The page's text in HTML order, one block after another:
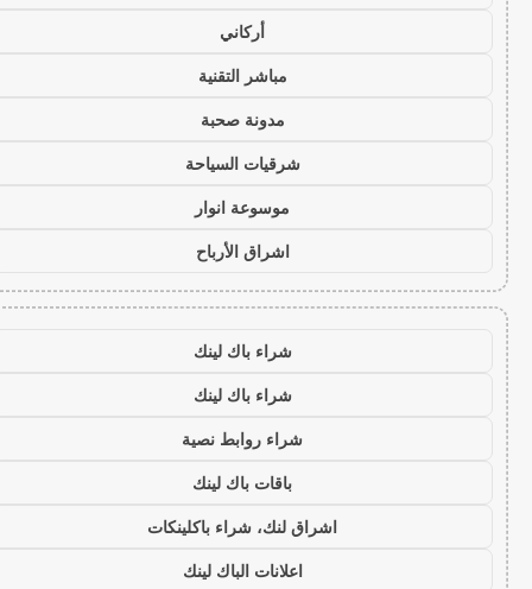
أركاني
مباشر التقنية
مدونة صحبة
شرقيات السياحة
موسوعة انوار
اشراق الأرباح
شراء باك لينك
شراء باك لينك
شراء روابط نصية
باقات باك لينك
اشراق لنك، شراء باكلينكات
اعلانات الباك لينك